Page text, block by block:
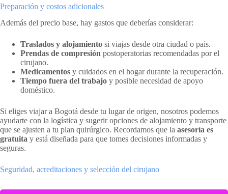
Preparación y costos adicionales
Además del precio base, hay gastos que deberías considerar:
Traslados y alojamiento si viajas desde otra ciudad o país.
Prendas de compresión postoperatorias recomendadas por el
cirujano.
Medicamentos y cuidados en el hogar durante la recuperación.
Tiempo fuera del trabajo y posible necesidad de apoyo
doméstico.
Si eliges viajar a Bogotá desde tu lugar de origen, nosotros podemos
ayudarte con la logística y sugerir opciones de alojamiento y transporte
que se ajusten a tu plan quirúrgico. Recordamos que la asesoría es
gratuita y está diseñada para que tomes decisiones informadas y
seguras.
Seguridad, acreditaciones y selección del cirujano